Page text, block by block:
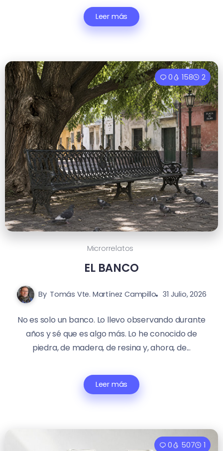
Leer más
0 158 2
Microrrelatos
EL BANCO
By Tomás Vte. Martínez Campillo 31 Julio, 2026
No es solo un banco. Lo llevo observando durante
años y sé que es algo más. Lo he conocido de
piedra, de madera, de resina y, ahora, de...
Leer más
0 507 1